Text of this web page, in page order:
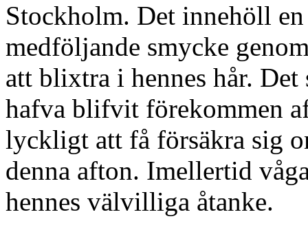
Stockholm. Det innehöll
medföljande smycke
att blixtra i hennes hår. Det
hafva blifvit förekommen
lyckligt att få försäkra sig
denna afton. Imellertid
hennes välvilliga åtanke.